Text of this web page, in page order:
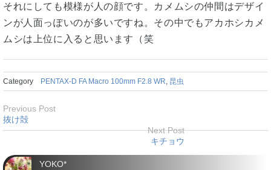
それにしても模様が人の顔です。カメムシの仲間はデザイ
ンが人面っぽいのが多いですね。その中でもアカホシカメ
ムシは上位に入ると思います（笑
Category PENTAX-D FA Macro 100mm F2.8 WR 昆虫
Previous Post
抜け殻
Next Post
キチョウ
YOKO*